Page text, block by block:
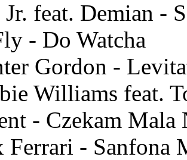
Jr. feat. Demian -
- Do Watcha
Gordon -
Williams feat.
- Czekam
Ferrari - Sanfona